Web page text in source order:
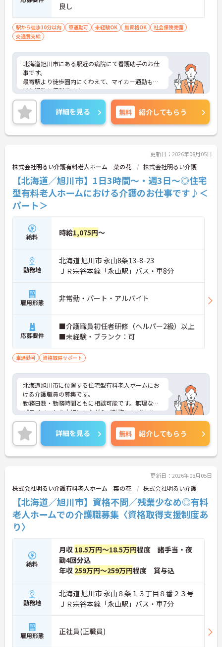
良し
駅から徒歩10分以内 車通勤可 未経験OK 無資格OK
社会保険完備
交通費支給
北海道旭川市にある駅近の病院にて看護助手のお仕
事です。
最寄駅より徒歩圏内にくわえて、マイカー通勤も可
能と通勤も便利です♪
ご興味ある方には、面接対策ポイントなど、さらに
詳細をお話しいたしますのでお気軽にご相談くださ
い。
詳細を見る 無料 紹介してもらう
更新日：2026年08月05日
株式会社明るい介護有料老人ホーム 菜の花 株式会社明るい介護
【北海道／旭川市】1日3時間～・週3日～◎住宅
型有料老人ホームにおける介護のお仕事です♪＜
パート＞
給料 時給1,075円～
勤務地
北海道 旭川市 永山8条13-8-23
ＪＲ宗谷本線「永山駅」バス・車8分
雇用形態 非常勤・パート・アルバイト
応募要件
■介護職員初任者研修（ヘルパー2級）以上
■未経験・ブランク：可
車通勤可 資格取得サポート
北海道旭川市に位置する住宅型有料老人ホームにお
ける介護職員の募集です。
勤務日数・勤務時間ともに相談可能です。無理なく
プライベートを大切にしながらご勤務いただけま
す。
ご興味のある方には、面接対策ポイントなど、さら
に詳細をご案内しますのでお気軽にご相談くださ
い！
詳細を見る 無料 紹介してもらう
更新日：2026年08月05日
株式会社明るい介護有料老人ホーム 菜の花 株式会社明るい介護
【北海道／旭川市】資格不問／残業少なめ◎有料
老人ホームでの介護職募集〈資格取得支援制度あ
り〉
給料
月収 18.5万円～18.5万円程度 諸手当・夜
勤4回分込
年収 259万円～259万円程度 賞与込
勤務地
北海道 旭川市 永山８条１３丁目８番２３号
ＪＲ宗谷本線「永山駅」バス・車7分
雇用形態 正社員(正職員)